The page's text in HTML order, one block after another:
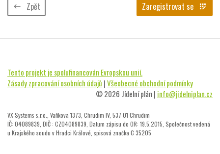
keyboard_backspace Zpět Zaregistrovat se app_registration
Tento projekt je spolufinancován Evropskou unií.
Zásady zpracování osobních údajů |Všeobecné obchodní podmínky
© 2026 Jídelní plán | info@jidelniplan.cz
VX Systems s.r.o., Vaňkova 1373, Chrudim IV, 537 01 Chrudim
IČ: 04089839, DIČ : CZ04089839, Datum zápisu do OR: 19.5.2015, Společnost vedená
u Krajského soudu v Hradci Králové, spisová značka C 35205